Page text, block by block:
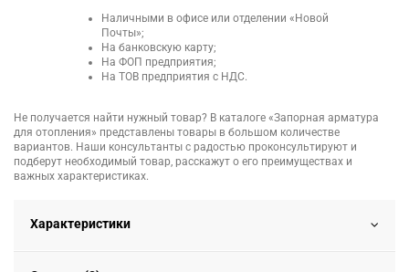
Наличными в офисе или отделении «Новой
Почты»;
На банковскую карту;
На ФОП предприятия;
На ТОВ предприятия с НДС.
Не получается найти нужный товар? В каталоге «Запорная арматура
для отопления» представлены товары в большом количестве
вариантов. Наши консультанты с радостью проконсультируют и
подберут необходимый товар, расскажут о его преимуществах и
важных характеристиках.
Характеристики